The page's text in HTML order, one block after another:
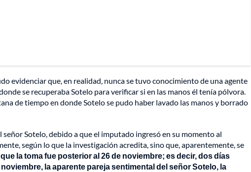
evidenciar que, en realidad, nunca se tuvo conocimiento de una agente
se recuperaba Sotelo para verificar si en las manos él tenía pólvora.
de tiempo en donde Sotelo se pudo haber lavado las manos y borrado
Sotelo, debido a que el imputado ingresó en su momento al
según lo que la investigación acredita, sino que, aparentemente, se
la toma fue posterior al 26 de noviembre; es decir, dos días
la aparente pareja sentimental del señor Sotelo, la